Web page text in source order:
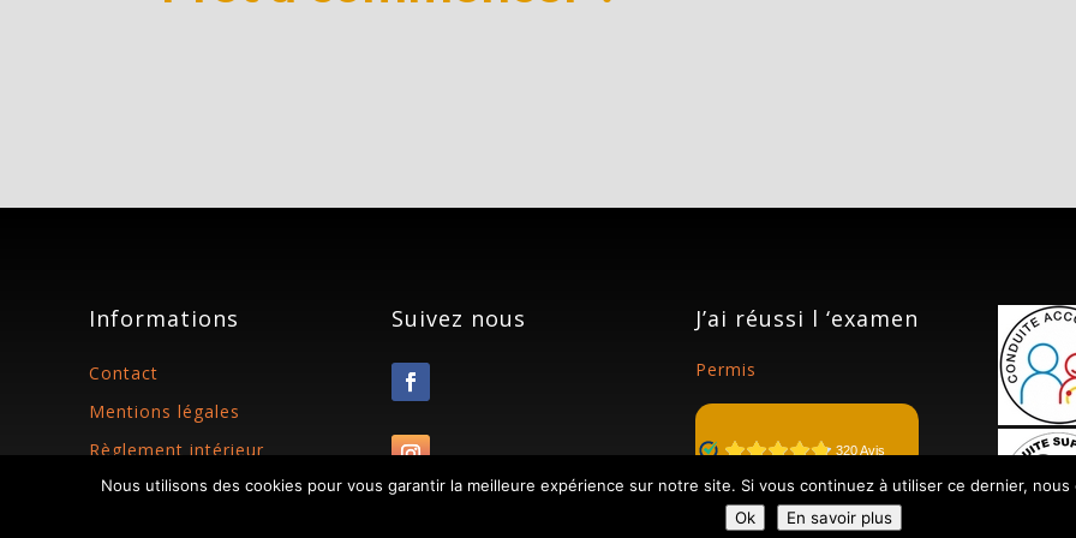
Informations
Contact
Mentions légales
Règlement intérieur
Politique de
Suivez nous J’ai réussi l ‘examen
Permis
Nous utilisons des cookies pour vous garantir la meilleure expérience sur notre site. Si vous continuez à utiliser ce dernier,
Ok
En savoir plus